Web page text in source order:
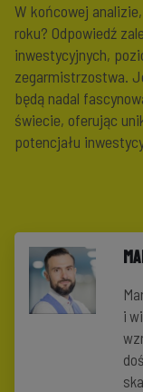
W końcowej
roku? Odpowiedź
inwestycyjnych,
zegarmistrzostwa.
będą nadal
świecie, oferując
potencjału
i